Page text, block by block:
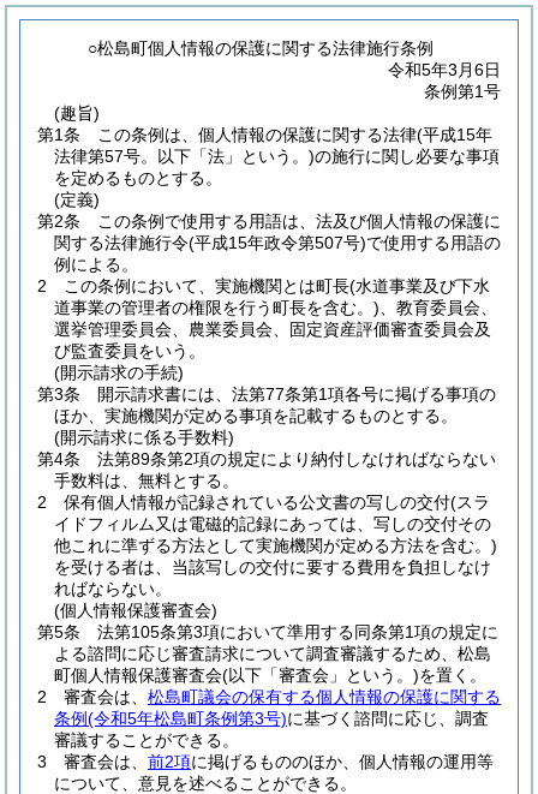
○松島町個人情報の保護に関する法律施行条例
令和5年3月6日
条例第1号
(趣旨)
第1条
この条例は、個人情報の保護に関する法律(平成15年
法律第57号。以下「法」という。)の施行に関し必要な事項
を定めるものとする。
(定義)
第2条
この条例で使用する用語は、法及び個人情報の保護に
関する法律施行令(平成15年政令第507号)で使用する用語の
例による。
2
この条例において、実施機関とは町長(水道事業及び下水
道事業の管理者の権限を行う町長を含む。) 、教育委員会、
選挙管理委員会、農業委員会、固定資産評価審査委員会及
び監査委員をいう。
(開示請求の手続)
第3条
開示請求書には、法第77条第1項各号に掲げる事項の
ほか、実施機関が定める事項を記載するものとする。
(開示請求に係る手数料)
第4条
法第89条第2項の規定により納付しなければならない
手数料は、無料とする。
2
保有個人情報が記録されている公文書の写しの交付(スラ
イドフィルム又は電磁的記録にあっては、写しの交付その
他これに準ずる方法として実施機関が定める方法を含む。)
を受ける者は、当該写しの交付に要する費用を負担しなけ
ればならない。
(個人情報保護審査会)
第5条
法第105条第3項において準用する同条第1項の規定に
よる諮問に応じ審査請求について調査審議するため、松島
町個人情報保護審査会(以下「審査会」という。)を置く。
2
審査会は、 松島町議会の保有する個人情報の保護に関する
条例(令和5年松島町条例第3号)に基づく諮問に応じ、調査
審議することができる。
3
審査会は、 前2項に掲げるもののほか、個人情報の運用等
について、意見を述べることができる。